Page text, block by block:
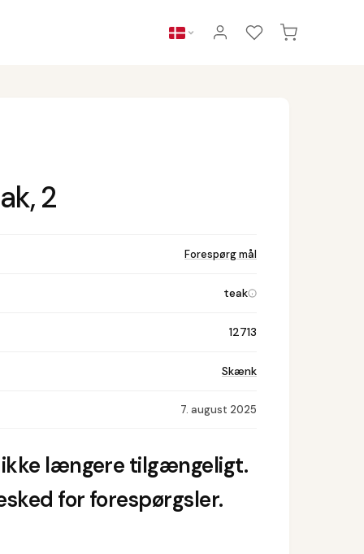
2
Forespørg mål
teak
12713
Skænk
7. august 2025
længere tilgængeligt.
for forespørgsler.